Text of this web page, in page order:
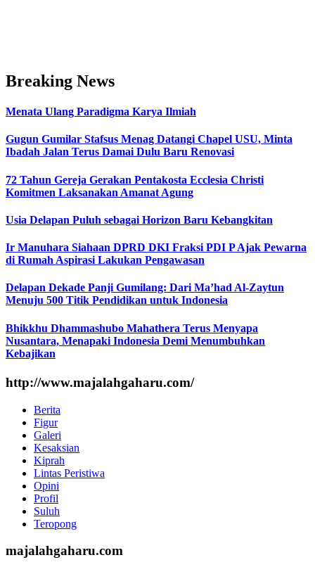
Breaking News
Menata Ulang Paradigma Karya Ilmiah
Gugun Gumilar Stafsus Menag Datangi Chapel USU, Minta
Ibadah Jalan Terus Damai Dulu Baru Renovasi
72 Tahun Gereja Gerakan Pentakosta Ecclesia Christi
Komitmen Laksanakan Amanat Agung
Usia Delapan Puluh sebagai Horizon Baru Kebangkitan
Ir Manuhara Siahaan DPRD DKI Fraksi PDI P Ajak Pewarna
di Rumah Aspirasi Lakukan Pengawasan
Delapan Dekade Panji Gumilang: Dari Ma’had Al-Zaytun
Menuju 500 Titik Pendidikan untuk Indonesia
Bhikkhu Dhammashubo Mahathera Terus Menyapa
Nusantara, Menapaki Indonesia Demi Menumbuhkan
Kebajikan
http://www.majalahgaharu.com/
Berita
Figur
Galeri
Kesaksian
Kiprah
Lintas Peristiwa
Opini
Profil
Suluh
Teropong
majalahgaharu.com